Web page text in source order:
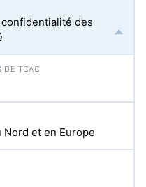
des
Nord et en Europe